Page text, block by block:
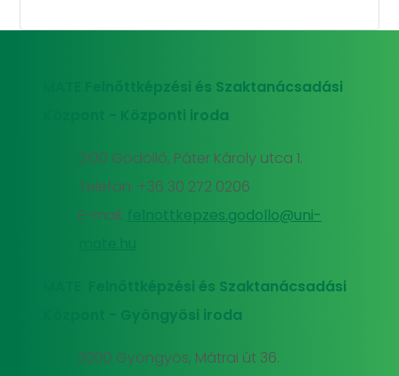
MATE Felnőttképzési és Szaktanácsadási
Központ - Központi iroda
2100 Gödöllő, Páter Károly utca 1.
Telefon: +36 30 272 0206
E-mail:
felnottkepzes.godollo@uni-
MATE Felnőttképzési és Szaktanácsadási
Központ - Gyöngyösi iroda
3200 Gyöngyös, Mátrai út 36.